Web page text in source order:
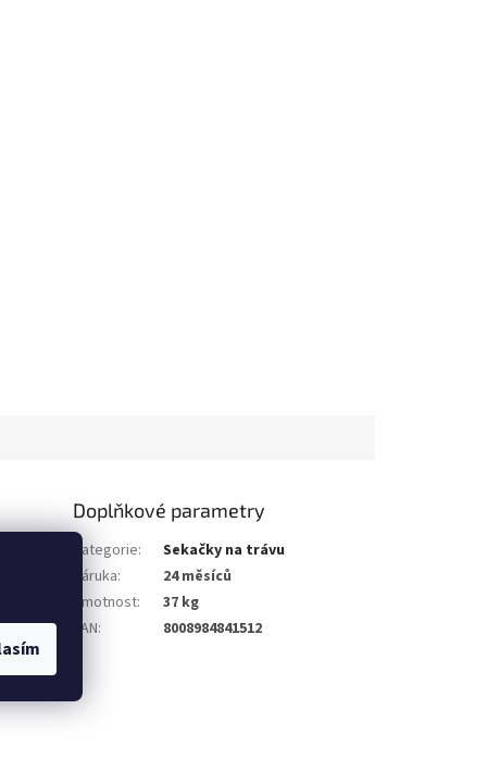
Doplňkové parametry
Kategorie:
Sekačky na trávu
Záruka:
24 měsíců
Hmotnost:
37 kg
EAN: 8008984841512